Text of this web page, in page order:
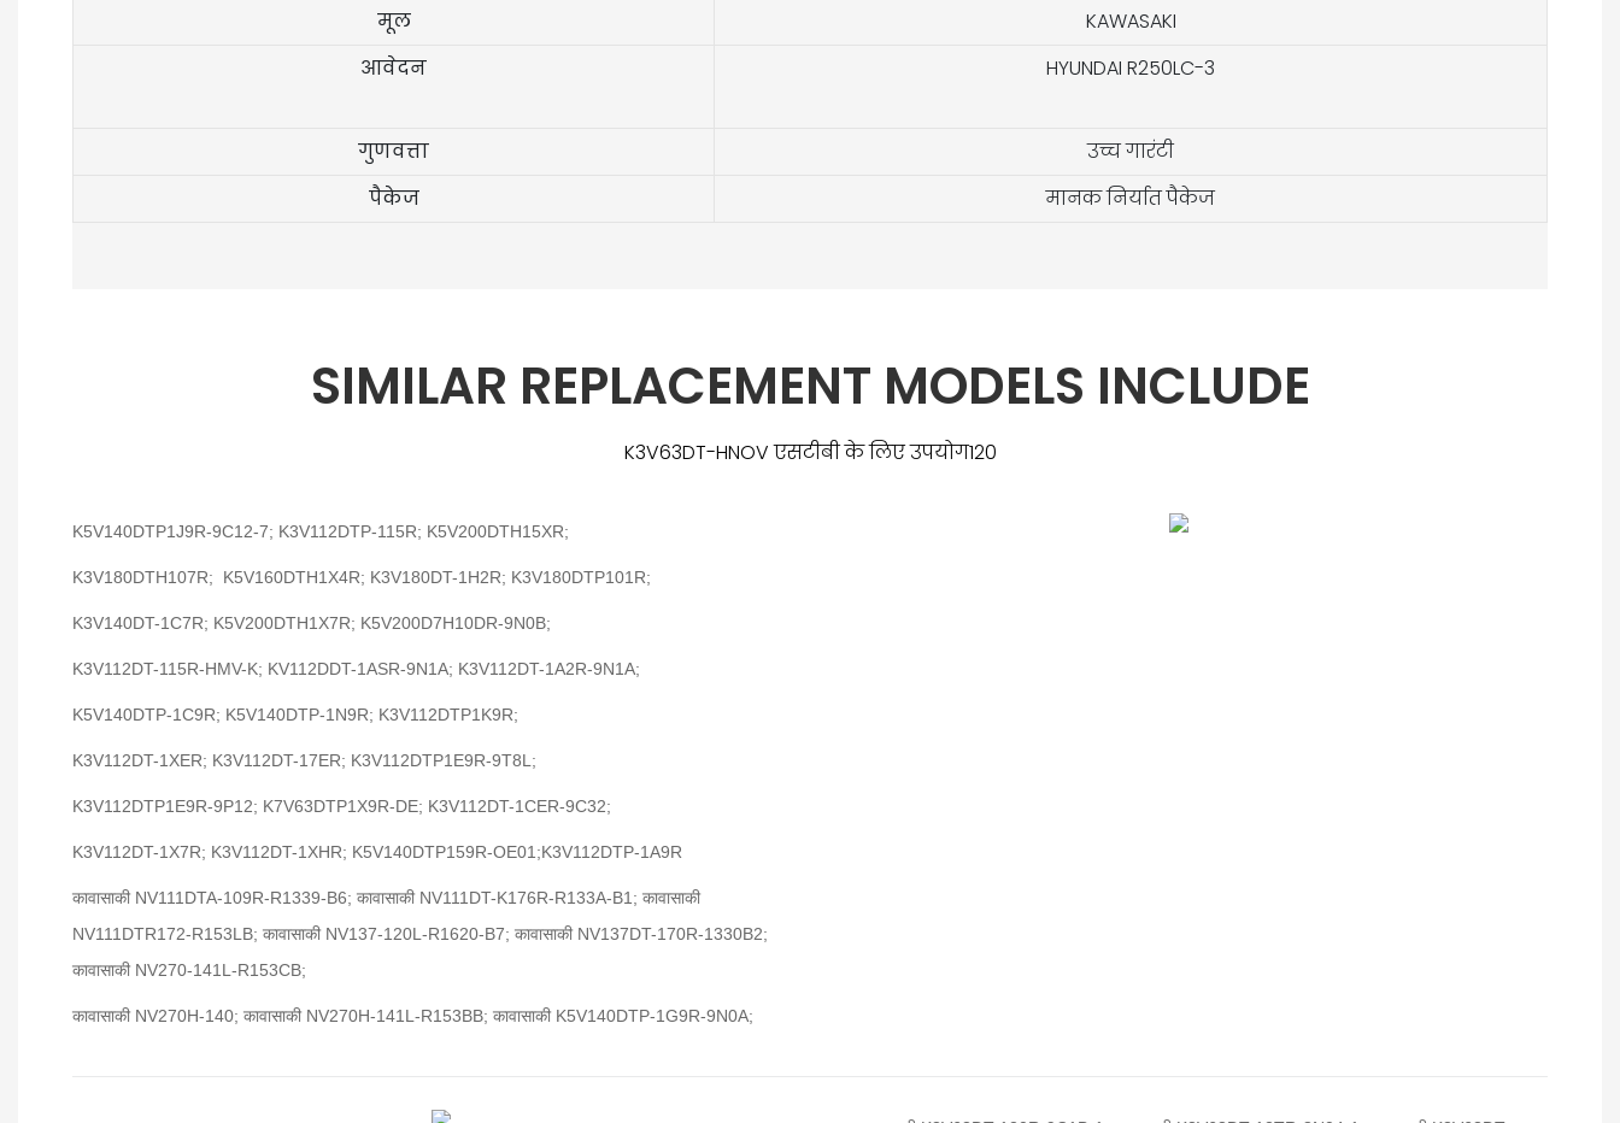
मूल
KAWASAKI
आवेदन
HYUNDAI R250LC-3
गुणवत्ता
उच्च गारंटी
पैकेज
मानक निर्यात पैकेज
SIMILAR REPLACEMENT MODELS INCLUDE
K3V63DT-HNOV एसटीबी के लिए उपयोग120
K5V140DTP1J9R-9C12-7; K3V112DTP-115R; K5V200DTH15XR;
K3V180DTH107R; K5V160DTH1X4R; K3V180DT-1H2R; K3V180DTP101R;
K3V140DT-1C7R; K5V200DTH1X7R; K5V200D7H10DR-9N0B;
K3V112DT-115R-HMV-K; KV112DDT-1ASR-9N1A; K3V112DT-1A2R-9N1A;
K5V140DTP-1C9R; K5V140DTP-1N9R; K3V112DTP1K9R;
K3V112DT-1XER; K3V112DT-17ER; K3V112DTP1E9R-9T8L;
K3V112DTP1E9R-9P12; K7V63DTP1X9R-DE; K3V112DT-1CER-9C32;
K3V112DT-1X7R; K3V112DT-1XHR; K5V140DTP159R-OE01;K3V112DTP-1A9R
कावासाकी NV111DTA-109R-R1339-B6; कावासाकी NV111DT-K176R-R133A-B1; कावासाकी
NV111DTR172-R153LB; कावासाकी NV137-120L-R1620-B7; कावासाकी NV137DT-170R-1330B2;
कावासाकी NV270-141L-R153CB;
कावासाकी NV270H-140; कावासाकी NV270H-141L-R153BB; कावासाकी K5V140DTP-1G9R-9N0A;